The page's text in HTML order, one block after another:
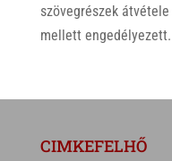
szövegrészek
mellett engedélyezett.
CIMKEFELHŐ